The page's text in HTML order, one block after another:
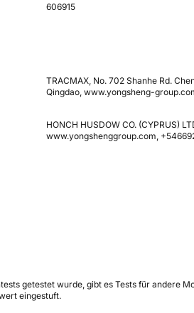
606915
TRACMAX, No. 702 Shanhe Rd.
Qingdao, www.yongsheng-
HONCH HUSDOW CO. (CYPRUS)
www.yongshenggroup.com,
getestet wurde, gibt es Tests für andere
eingestuft.